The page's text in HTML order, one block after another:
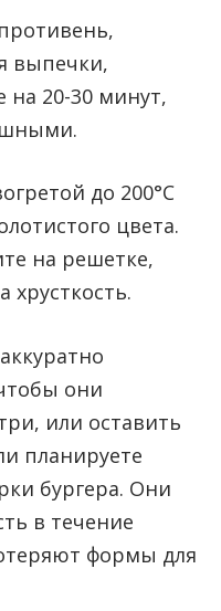
выпечки,
на 20-30 минут,
до 200°C
цвета.
на решетке,
хрусткость.
они
или оставить
планируете
бургера. Они
в течение
формы для